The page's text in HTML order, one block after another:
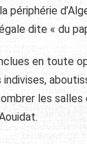
périphérie
dite « du
en toute
les salles